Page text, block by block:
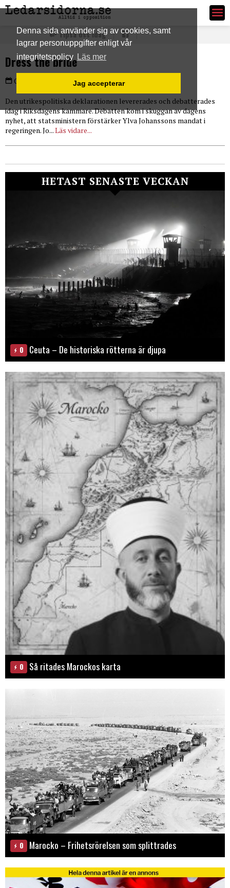
Denna sida använder sig av cookies, samt
lagrar personuppgifter enligt vår
integritetspolicy Läs mer
Jag accepterar
Ledarsidorna.se
Tipsa oss idag
Dress the bride
Onsdag 24 feb 2016 PLUS
Den utrikespolitiska deklarationen levererades och debatterades
idag i Riksdagens kammare. Debatten kom i skuggan av dagens
nyhet, att statsministern förstärker Ylva Johanssons mandat i
regeringen. Jo...Läs vidare...
HETAST SENASTE VECKAN
0 Ceuta – De historiska rötterna är djupa
0 Så ritades Marockos karta
0 Marocko – Frihetsrörelsen som splittrades